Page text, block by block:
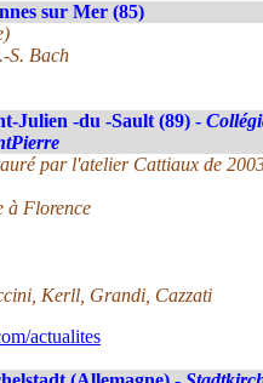
sur Mer (85)
S. Bach
Julien -du -Sault (89) -
par l'atelier Cattiaux de
à Florence
Kerll, Grandi, Cazzati
actualites